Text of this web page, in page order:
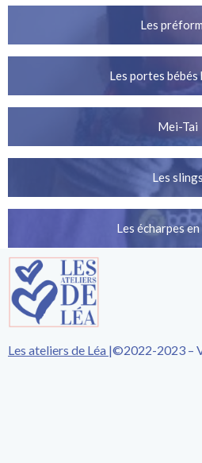
Les
Les portes bébés
Mei-Tai
Les slings
Les écharpes
Les ateliers de Léa |©2022-2023 –